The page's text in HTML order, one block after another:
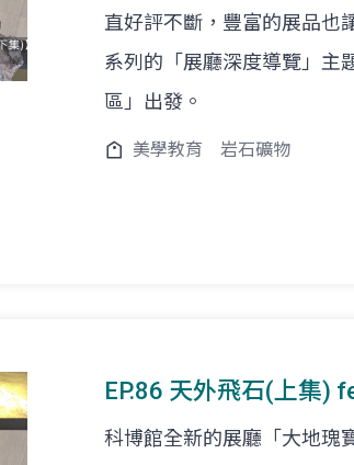
直好評不斷，豐富的展品也
系列的「展廳深度導覽」主
區」出發。
美學教育 岩石礦物
EP.86 天外飛石(上集)
科博館全新的展廳「大地瑰